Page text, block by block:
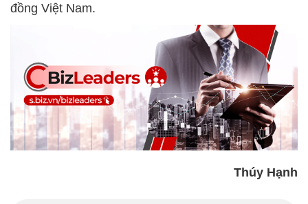
đồng Việt Nam.
Thúy Hạnh